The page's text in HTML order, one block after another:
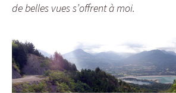
de belles vues s’offrent à moi.